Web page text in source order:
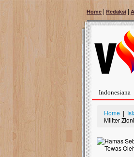
Home | Redaksi |
Indonesiana
Home |
Militer